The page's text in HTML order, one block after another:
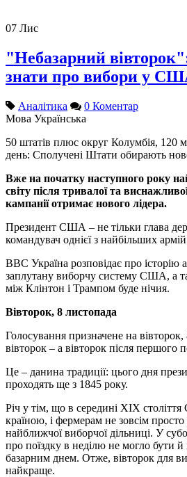
07 Лис
"Небазарний
знати про вибори у
Аналітика
0 Коментар
Мова Українська
50 штатів плюс округ Колумбія, 120
день: Сполучені Штати обирають
Вже на початку наступного року
світу після тривалої та
кампанії отримає нового лідера.
Президент США – не тільки глава
командувач однієї з найбільших
ВВС Україна розповідає про історію
заплутану виборчу систему США, а
між Клінтон і Трампом буде нічия.
Вівторок, 8 листопада
Голосування призначене на
вівторок – а вівторок після першого
Це – данина традиції: цього дня
проходять ще з 1845 року.
Річ у тім, що в середині XIX
країною, і фермерам не зовсім просто
найближчої виборчої дільниці. У
про поїздку в неділю не могло бути й
базарним днем. Отже, вівторок для
найкраще.